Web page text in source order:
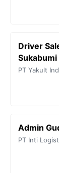
Driver
Sukabumi
PT Yakult
Admin
PT Inti